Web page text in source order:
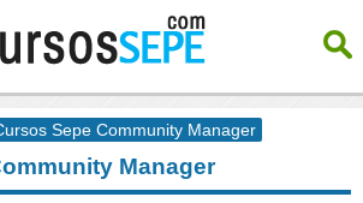
Sepe Community Manager
Manager